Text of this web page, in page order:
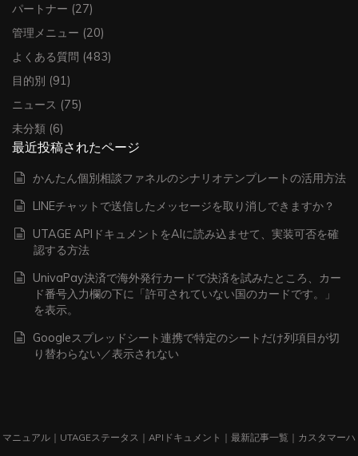
パートナー (27)
管理メニュー (20)
よくある質問 (483)
目的別 (91)
ニュース (75)
未分類 (6)
最近投稿されたページ
かんたん個別相談ファネルのシナリオテンプレートの活用方法
LINEチャットで送信したメッセージを取り消しできますか？
UTAGE APIドキュメントをAIに読み込ませて、実装可否を確
認する方法
UnivaPay決済で海外発行カードで決済を試みたところ、カー
ド番号入力欄の下に「許可されていない国のカードです。」
を表示。
Googleスプレッドシート連携で特定のシートだけ列項目が切
り替わらない／表示されない
マニュアル ｜ UTAGEステータス ｜ APIドキュメント ｜ 最新記事一覧 ｜ カスタマーハ